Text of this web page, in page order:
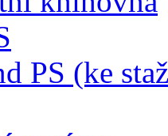
PS (ke